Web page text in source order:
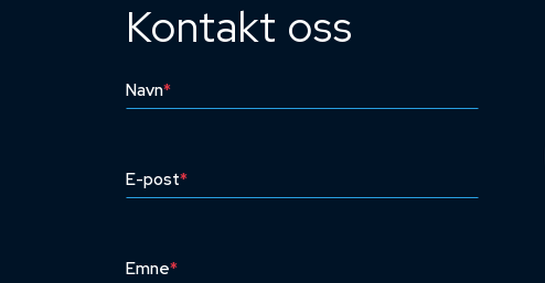
Kontakt oss
Navn*
E-post*
Emne*